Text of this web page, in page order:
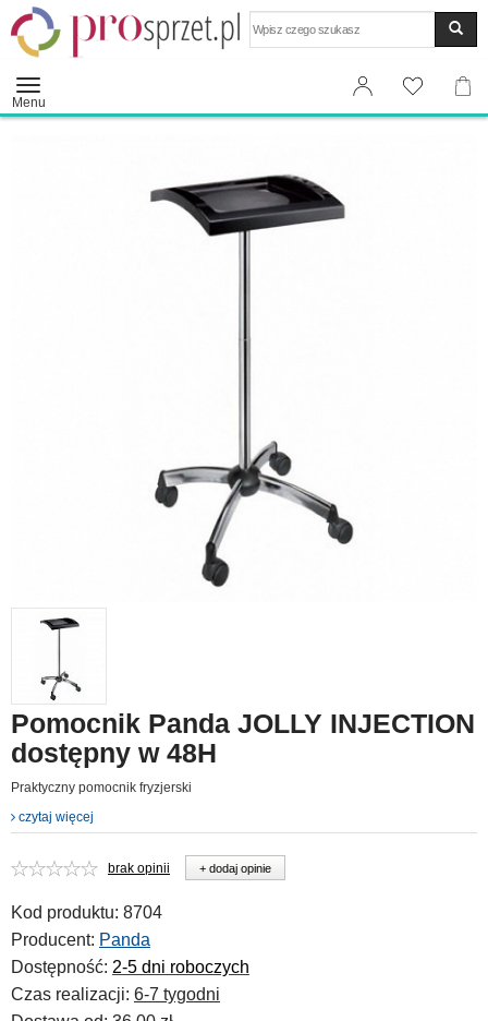
Menu
Pomocnik Panda JOLLY INJECTION
dostępny w 48H
Praktyczny pomocnik fryzjerski
czytaj więcej
brak opinii + dodaj opinie
Kod produktu: 8704
Producent: Panda
Dostępność: 2-5 dni roboczych
Czas realizacji: 6-7 tygodni